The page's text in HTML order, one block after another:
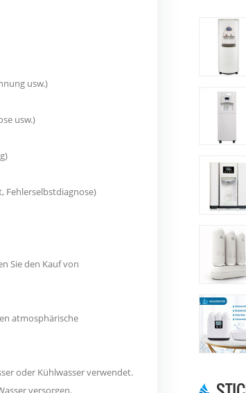
usw.)
usw.)
Fehlerselbstdiagnose)
Sie den Kauf von
atmosphärische
oder Kühlwasser verwendet.
versorgen.